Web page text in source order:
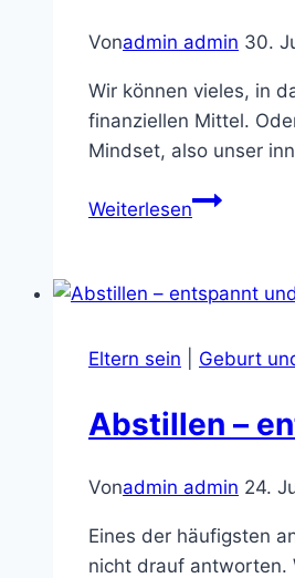
Vonadmin admin 30.
Wir können vieles, in
finanziellen Mittel.
Mindset, also unser
WeiterlesenGewollt,
–
Geheimnis
Eltern sein Geburt
Abstillen –
Vonadmin admin 24.
Eines der häufigsten
nicht drauf antworten.